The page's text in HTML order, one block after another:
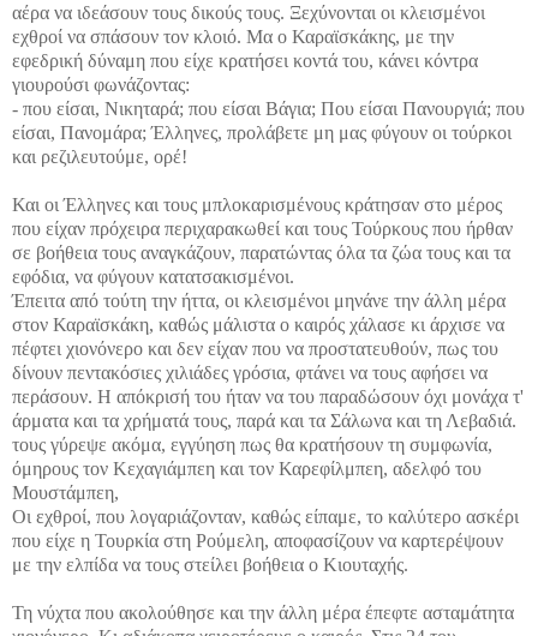
αέρα να ιδεάσουν τους δικούς τους. Ξεχύνονται οι κλεισμένοι
εχθροί να σπάσουν τον κλοιό. Μα ο Καραϊσκάκης, με την
εφεδρική δύναμη που είχε κρατήσει κοντά του, κάνει κόντρα
γιουρούσι φωνάζοντας:
- που είσαι, Νικηταρά; που είσαι Βάγια; Που είσαι Πανουργιά; που
είσαι, Πανομάρα; Έλληνες, προλάβετε μη μας φύγουν οι τούρκοι
και ρεζιλευτούμε, ορέ!
Και οι Έλληνες και τους μπλοκαρισμένους κράτησαν στο μέρος
που είχαν πρόχειρα περιχαρακωθεί και τους Τούρκους που ήρθαν
σε βοήθεια τους αναγκάζουν, παρατώντας όλα τα ζώα τους και τα
εφόδια, να φύγουν κατατσακισμένοι.
Έπειτα από τούτη την ήττα, οι κλεισμένοι μηνάνε την άλλη μέρα
στον Καραϊσκάκη, καθώς μάλιστα ο καιρός χάλασε κι άρχισε να
πέφτει χιονόνερο και δεν είχαν που να προστατευθούν, πως του
δίνoυν πεντακόσιες χιλιάδες γρόσια, φτάνει να τους αφήσει να
περάσουν. Η απόκρισή του ήταν να του παραδώσουν όχι μονάχα τ'
άρματα και τα χρήματά τους, παρά και τα Σάλωνα και τη Λεβαδιά.
τους γύρεψε ακόμα, εγγύηση πως θα κρατήσουν τη συμφωνία,
όμηρους τον Κεχαγιάμπεη και τον Καρεφίλμπεη, αδελφό του
Μουστάμπεη,
Οι εχθροί, που λογαριάζονταν, καθώς είπαμε, το καλύτερο ασκέρι
που είχε η Τουρκία στη Ρούμελη, αποφασίζουν να καρτερέψουν
με την ελπίδα να τους στείλει βοήθεια ο Κιουταχής.
Τη νύχτα που ακολούθησε και την άλλη μέρα έπεφτε ασταμάτητα